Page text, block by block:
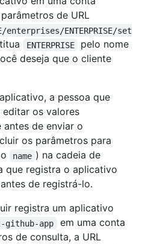
de URL
enterprises/ENTERPRISE/set
ENTERPRISE
pelo nome
deseja que o cliente
a pessoa que
os valores
antes de enviar o
os parâmetros para
name ) na cadeia de
que registra o aplicativo
de registrá-lo.
registra um aplicativo
github-app
em uma conta
de consulta, a URL